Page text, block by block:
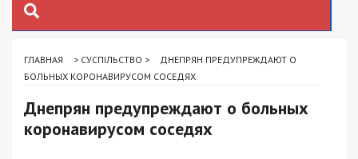
ГЛАВНАЯ > СУСПІЛЬСТВО >
ДНЕПРЯН ПРЕДУПРЕЖДАЮТ О
БОЛЬНЫХ КОРОНАВИРУСОМ СОСЕДЯХ
Днепрян предупреждают о больных
коронавирусом соседях